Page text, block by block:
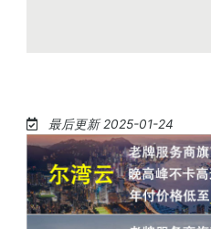
最后更新 2025-01-24